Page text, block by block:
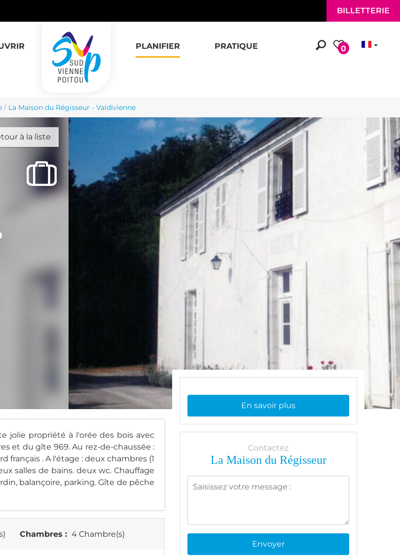
BILLETTERIE
PLANIFIER PRATIQUE 0
/ La Maison du Régisseur - Valdivienne
à la liste
jolie propriété à l'orée des bois avec
et du gîte 969. Au rez-de-chaussée :
français . A l'étage : deux chambres (1
salles de bains. deux wc. Chauffage
balançoire, parking. Gîte de pêche
Chambres : 4 Chambre(s)
En savoir plus
Contactez
La Maison du Régisseur
Envoyer